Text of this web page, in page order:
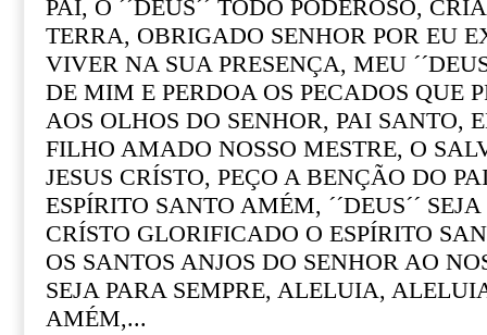
PAI, O ´´DEUS´´ TODO PODEROSO,
TERRA, OBRIGADO SENHOR POR EU
VIVER NA SUA PRESENÇA, MEU
DE MIM E PERDOA OS PECADOS QUE
AOS OLHOS DO SENHOR, PAI SANTO,
FILHO AMADO NOSSO MESTRE, O
JESUS CRÍSTO, PEÇO A BENÇÃO DO
ESPÍRITO SANTO AMÉM, ´´DEUS´´
CRÍSTO GLORIFICADO O ESPÍRITO
OS SANTOS ANJOS DO SENHOR AO
SEJA PARA SEMPRE, ALELUIA,
AMÉM,...